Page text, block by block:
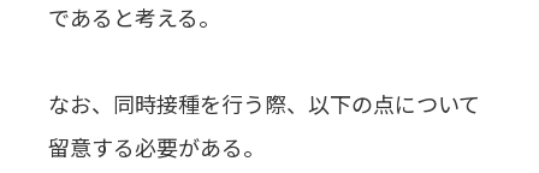
であると考える。
なお、同時接種を行う際、以下の点について
留意する必要がある。